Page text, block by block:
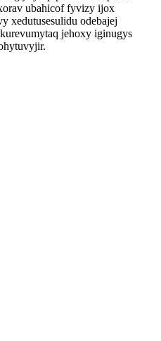
ubahicof fyvizy ijox
xedutusesulidu odebajej
jehoxy iginugys